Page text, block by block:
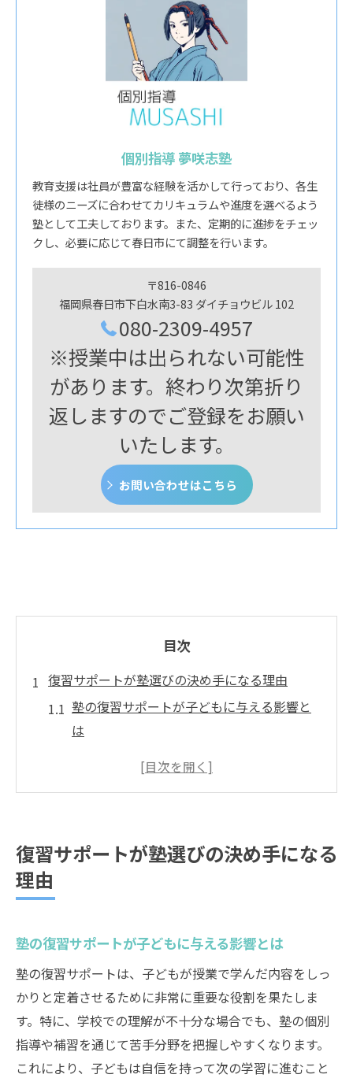
個別指導 夢咲志塾
教育支援は社員が豊富な経験を活かして行っており、各生
徒様のニーズに合わせてカリキュラムや進度を選べるよう
塾として工夫しております。また、定期的に進捗をチェッ
クし、必要に応じて春日市にて調整を行います。
〒816-0846
福岡県春日市下白水南3-83 ダイチョウビル 102
080-2309-4957
※授業中は出られない可能性
があります。終わり次第折り
返しますのでご登録をお願い
いたします。
お問い合わせはこちら
目次
復習サポートが塾選びの決め手になる理由
塾の復習サポートが子どもに与える影響と
は
塾選びで重視すべき復習サポートの内容
ポイント
塾の復習サポートで実現した学力アップ事
勉強が苦手な子も変わった塾復習サポート
の体験談
小学生向け補習塾の復習サポート成功例紹
介
復習サポートが塾選びの決め手になる
理由
塾の復習サポートが子どもに与える影響とは
塾の復習サポートは、子どもが授業で学んだ内容をしっ
かりと定着させるために非常に重要な役割を果たしま
す。特に、学校での理解が不十分な場合でも、塾の個別
指導や補習を通じて苦手分野を把握しやすくなります。
これにより、子どもは自信を持って次の学習に進むこと